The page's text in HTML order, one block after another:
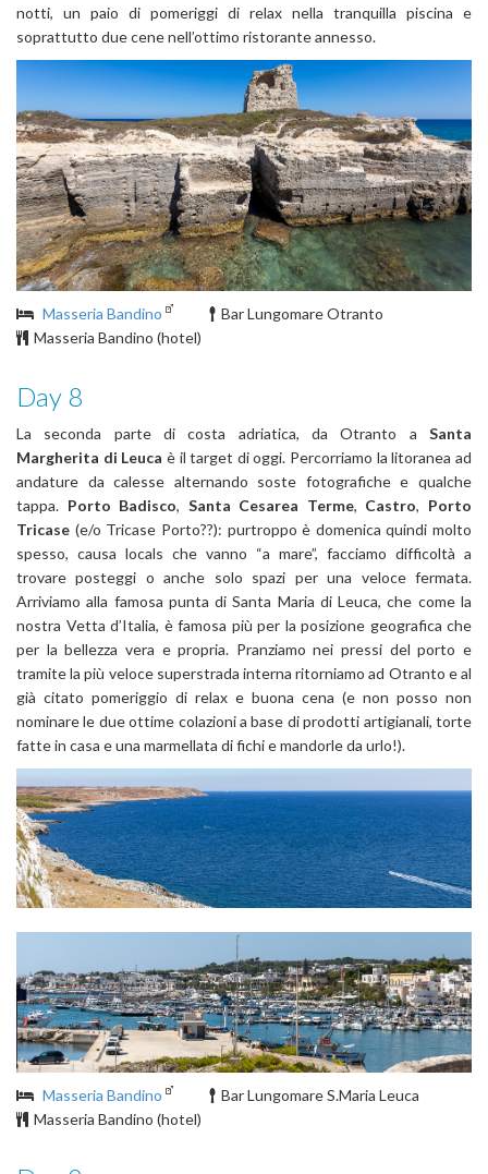
notti, un paio di pomeriggi di relax nella tranquilla piscina e
soprattutto due cene nell’ottimo ristorante annesso.
Masseria Bandino
Bar Lungomare Otranto
Masseria Bandino (hotel)
Day 8
La seconda parte di costa adriatica, da Otranto a Santa
Margherita di Leuca è il target di oggi. Percorriamo la litoranea ad
andature da calesse alternando soste fotografiche e qualche
tappa. Porto Badisco, Santa Cesarea Terme, Castro, Porto
Tricase (e/o Tricase Porto??): purtroppo è domenica quindi molto
spesso, causa locals che vanno “a mare”, facciamo difficoltà a
trovare posteggi o anche solo spazi per una veloce fermata.
Arriviamo alla famosa punta di Santa Maria di Leuca, che come la
nostra Vetta d’Italia, è famosa più per la posizione geografica che
per la bellezza vera e propria. Pranziamo nei pressi del porto e
tramite la più veloce superstrada interna ritorniamo ad Otranto e al
già citato pomeriggio di relax e buona cena (e non posso non
nominare le due ottime colazioni a base di prodotti artigianali, torte
fatte in casa e una marmellata di fichi e mandorle da urlo!).
Masseria Bandino
Bar Lungomare S.Maria Leuca
Masseria Bandino (hotel)